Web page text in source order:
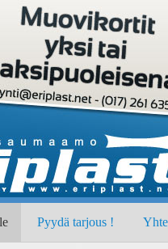
Pyydä tarjous !